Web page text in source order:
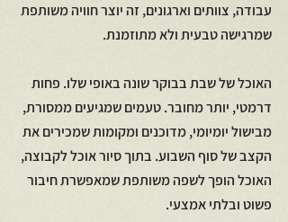
עבודה, צוותים וארגונים, זה יוצר חוויה משותפת
שמרגישה טבעית ולא מתוזמנת.
האוכל של שבת בבוקר שונה באופי שלו. פחות
דרמטי, יותר מחובר. טעמים שמגיעים ממסורת,
מבישול יומיומי, מדוכנים ומקומות שמכירים את
הקצב של סוף השבוע. בתוך סיור אוכל לקבוצה,
האוכל הופך לשפה משותפת שמאפשרת חיבור
פשוט ובלתי אמצעי.